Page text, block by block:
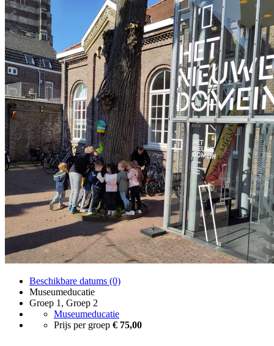
Beschikbare datums (0)
Museumeducatie
Groep 1, Groep 2
Museumeducatie
Prijs per groep € 75,00